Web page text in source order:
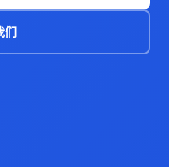
们